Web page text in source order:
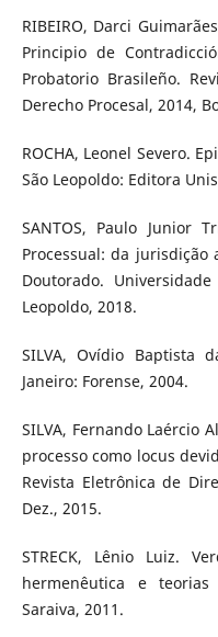
RIBEIRO, Darci
Principio de
Probatorio Brasileño.
Derecho Procesal, 2014,
ROCHA, Leonel Severo.
São Leopoldo: Editora
SANTOS, Paulo Junior
Processual: da jurisdição
Doutorado.
Leopoldo, 2018.
SILVA, Ovídio Baptista
Janeiro: Forense, 2004.
SILVA, Fernando Laércio
processo como locus
Revista Eletrônica de
Dez., 2015.
STRECK, Lênio Luiz.
hermenêutica e
Saraiva, 2011.